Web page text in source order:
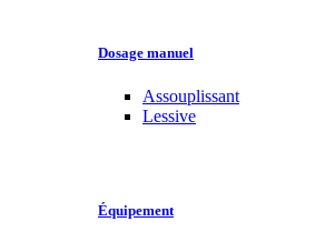
Dosage manuel
Assouplissant
Lessive
Équipement